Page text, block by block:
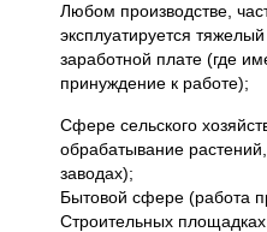
Любом производстве,
эксплуатируется
заработной плате (где
принуждение к работе);
Сфере сельского
обрабатывание
заводах);
Бытовой сфере (работа
Строительных